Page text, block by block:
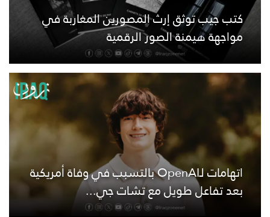
كتب جيب توثق إرث المصورين المغاربة في
مواجهة هيمنة الصور الرقمية
اتهامات لـOpenAI بالتسبب في وفاة أمريكية
بعد تفاعل طويل مع تشات جي...